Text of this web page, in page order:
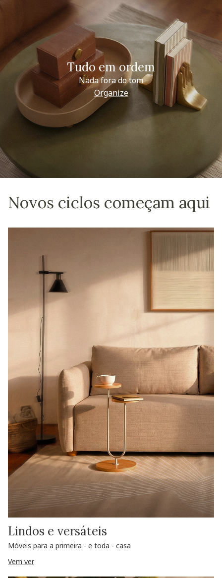
Tudo em ordem
Nada fora do tom
Organize
Novos ciclos começam aqui
Lindos e versáteis
Móveis para a primeira - e toda - casa
Vem ver